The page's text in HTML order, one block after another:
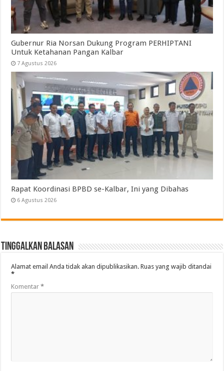
Gubernur Ria Norsan Dukung Program PERHIPTANI
Untuk Ketahanan Pangan Kalbar
7 Agustus 2026
Rapat Koordinasi BPBD se-Kalbar, Ini yang Dibahas
6 Agustus 2026
Tinggalkan Balasan
Alamat email Anda tidak akan dipublikasikan. Ruas yang wajib ditandai
*
Komentar*